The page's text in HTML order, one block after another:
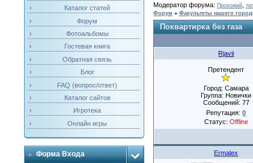
Каталог статей
Форум
Фотоальбомы
Гостевая книга
Обратная связь
Блог
FAQ (вопрос/ответ)
Каталог сайтов
Игротека
Онлайн игры
Форма Входа
Модератор форума: Прохожий,
Форум » Факультеты нашего
Поквартирка без газа
Rjavii
Претендент
Город: Самара
Группа: Новички
Сообщений: 77
Репутация:0
Статус: Offline
Ermalex